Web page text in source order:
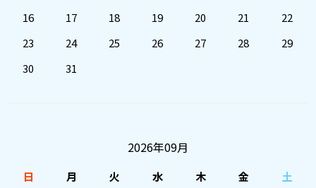
16
17 18 19 20 21
22
23
24 25 26 27 28
29
30
31
2026年09月
日 月 火 水 木 金
土